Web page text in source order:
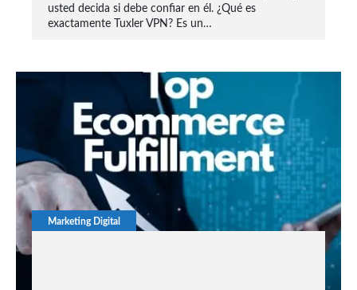
usted decida si debe confiar en él. ¿Qué es
exactamente Tuxler VPN? Es un…
Marketing Digital